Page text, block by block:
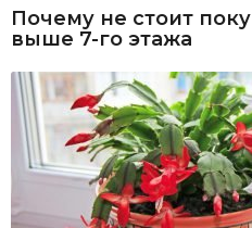
Почему не стоит
выше 7-го этажа